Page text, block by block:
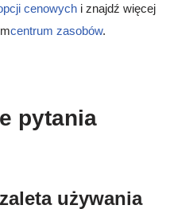
cenowych i znajdź więcej
centrum zasobów.
pytania
używania